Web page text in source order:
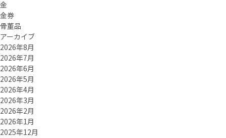
金
金券
骨董品
アーカイブ
2026年8月
2026年7月
2026年6月
2026年5月
2026年4月
2026年3月
2026年2月
2026年1月
2025年12月